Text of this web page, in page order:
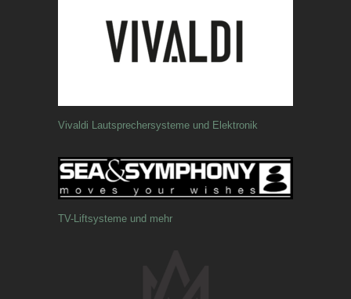
Vivaldi Lautsprechersysteme und Elektronik
TV-Liftsysteme und mehr